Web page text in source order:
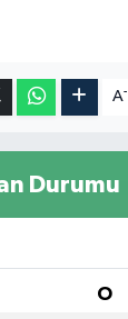
A-
Durumu
O